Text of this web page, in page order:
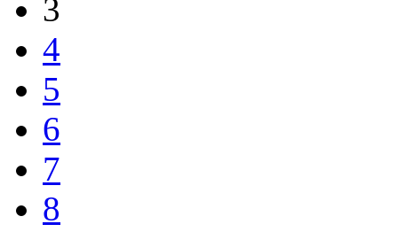
3
4
5
6
7
8